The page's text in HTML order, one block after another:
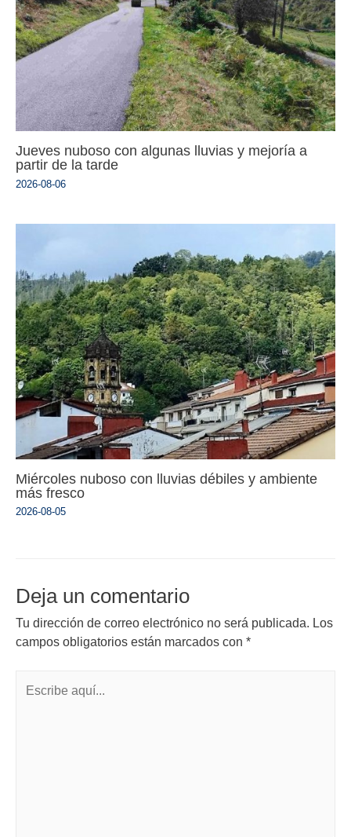
Jueves nuboso con algunas lluvias y mejoría a
partir de la tarde
2026-08-06
Miércoles nuboso con lluvias débiles y ambiente
más fresco
2026-08-05
Deja un comentario
Tu dirección de correo electrónico no será publicada. Los
campos obligatorios están marcados con *